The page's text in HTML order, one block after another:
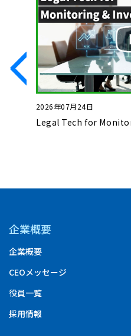
2026年07月24日
Legal Tech for
企業概要
企業概要
CEOメッセージ
役員一覧
採用情報